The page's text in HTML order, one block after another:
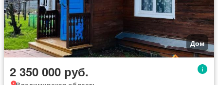
Дом
2 350 000 руб.